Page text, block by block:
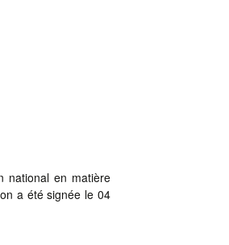
national en matière
a été signée le 04